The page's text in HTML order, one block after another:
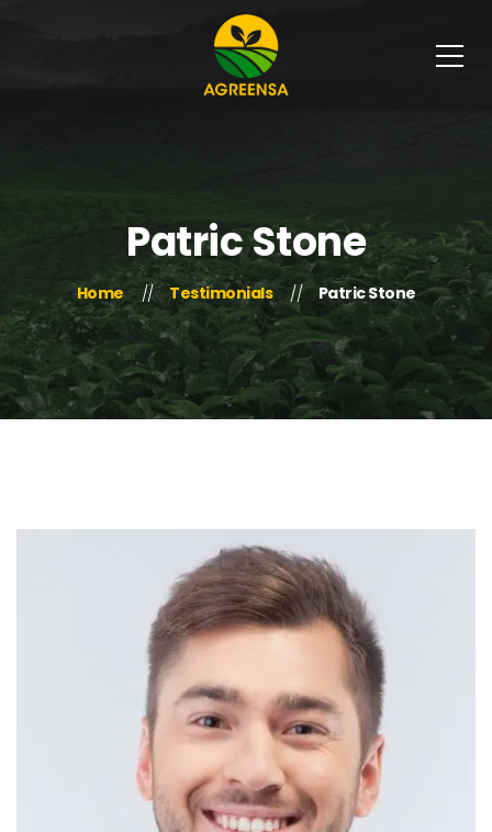
Patric Stone
Home Testimonials Patric Stone